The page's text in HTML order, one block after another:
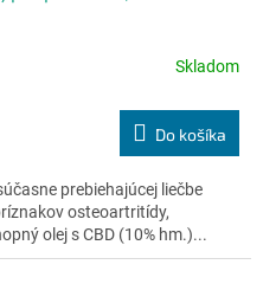
Skladom
Do košíka
prebiehajúcej liečbe
osteoartritídy,
olej s CBD (10% hm.)...